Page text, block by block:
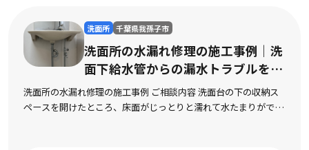
事例｜洗
ブルを解
下の収納ス
たまりができ
洗面所
洗面所のつまり修理の施
面配管の頑固なつまりを
洗面所のつまり修理の施工事例 ご相談内容 洗面
水がほとんど流れなくなり、不快な臭いも上がっ